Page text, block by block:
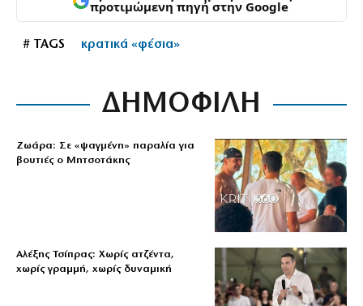
προτιμώμενη πηγή στην Google
# TAGS κρατικά «φέσια»
ΔΗΜΟΦΙΛΗ
Ζωάρα: Σε «ψαγμένη» παραλία για
βουτιές ο Μητσοτάκης
Αλέξης Τσίπρας: Χωρίς ατζέντα,
χωρίς γραμμή, χωρίς δυναμική